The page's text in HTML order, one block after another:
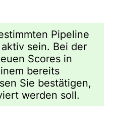
Pipeline
sein. Bei der
Scores in
bereits
Sie bestätigen,
werden soll.